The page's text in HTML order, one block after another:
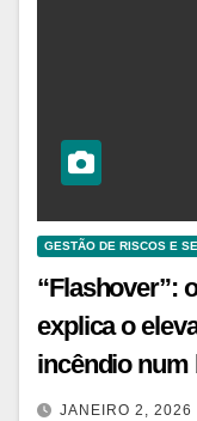
GESTÃO DE RISCOS E
“Flashover”:
explica o
incêndio num
JANEIRO 2, 2026